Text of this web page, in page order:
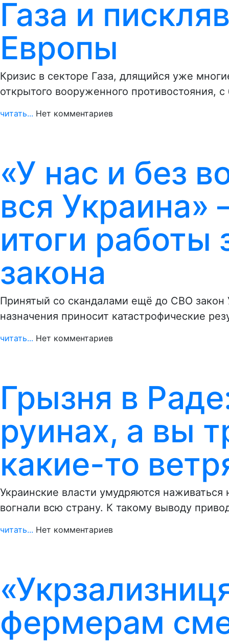
Газа и
Европы
Кризис в секторе Газа, длящийся уже
открытого вооруженного противостояния,
читать... Нет комментариев
«У нас и без
вся Украина»
итоги работы
закона
Принятый со скандалами ещё до СВО закон
назначения приносит катастрофические
читать... Нет комментариев
Грызня в
руинах, а вы
какие-то
Украинские власти умудряются
вогнали всю страну. К такому выводу
читать... Нет комментариев
фермерам